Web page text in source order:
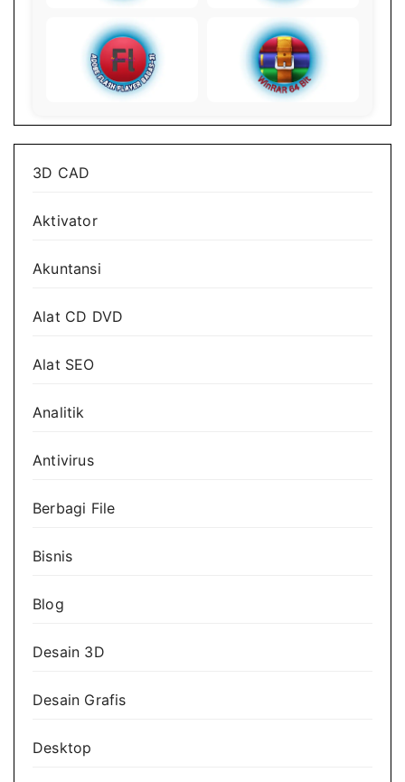
3D CAD
Aktivator
Akuntansi
Alat CD DVD
Alat SEO
Analitik
Antivirus
Berbagi File
Bisnis
Blog
Desain 3D
Desain Grafis
Desktop